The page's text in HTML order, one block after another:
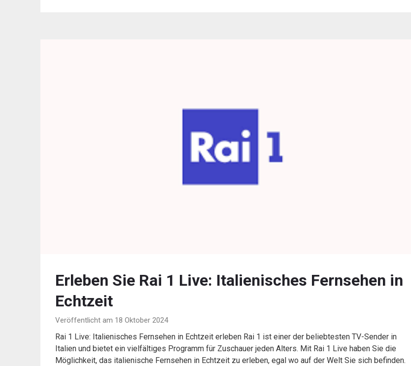
Erleben Sie Rai 1 Live: Italienisches Fernsehen in
Echtzeit
Veröffentlicht am 18 Oktober 2024
Rai 1 Live: Italienisches Fernsehen in Echtzeit erleben Rai 1 ist einer der beliebtesten TV-Sender in
Italien und bietet ein vielfältiges Programm für Zuschauer jeden Alters. Mit Rai 1 Live haben Sie die
Möglichkeit, das italienische Fernsehen in Echtzeit zu erleben, egal wo auf der Welt Sie sich befinden.